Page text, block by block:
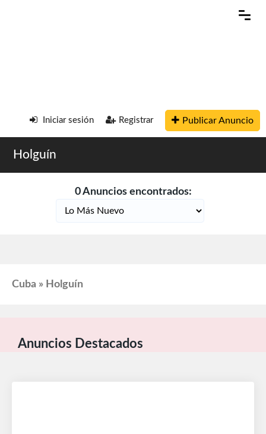
Iniciar sesión Registrar Publicar Anuncio
Holguín
0 Anuncios encontrados:
Cuba » Holguín
Anuncios Destacados